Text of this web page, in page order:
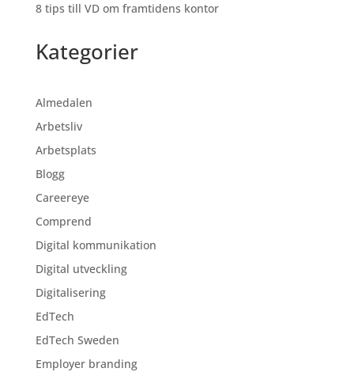
8 tips till VD om framtidens kontor
Kategorier
Almedalen
Arbetsliv
Arbetsplats
Blogg
Careereye
Comprend
Digital kommunikation
Digital utveckling
Digitalisering
EdTech
EdTech Sweden
Employer branding